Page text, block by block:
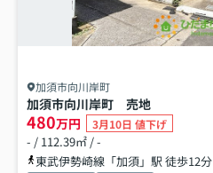
加須市向川岸町
加須市向川岸町 売地
480万円 3月10日 値下げ
- / 112.39㎡ / -
東武伊勢崎線「加須」駅 徒歩12分